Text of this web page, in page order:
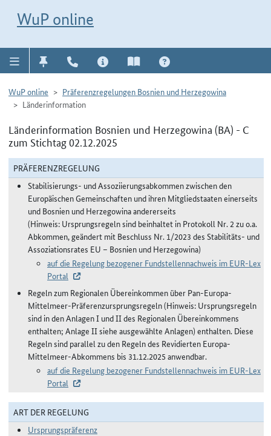
WuP online
WuP online
Präferenzregelungen Bosnien und Herzegowina
Länderinformation
Länderinformation Bosnien und Herzegowina (BA) - C
zum Stichtag 02.12.2025
PRÄFERENZREGELUNG
Stabilisierungs- und Assoziierungsabkommen zwischen den
Europäischen Gemeinschaften und ihren Mitgliedstaaten einerseits
und Bosnien und Herzegowina andererseits
(Hinweis: Ursprungsregeln sind beinhaltet in Protokoll Nr. 2 zu o.a.
Abkommen, geändert mit Beschluss Nr. 1/2023 des Stabilitäts- und
Assoziationsrates EU – Bosnien und Herzegowina)
auf die Regelung bezogener Fundstellennachweis im EUR-Lex
Portal
Regeln zum Regionalen Übereinkommen über Pan-Europa-
Mittelmeer-Präferenzursprungsregeln (Hinweis: Ursprungsregeln
sind in den Anlagen I und II des Regionalen Übereinkommens
enthalten; Anlage II siehe ausgewählte Anlagen) enthalten. Diese
Regeln sind parallel zu den Regeln des Revidierten Europa-
Mittelmeer-Abkommens bis 31.12.2025 anwendbar.
auf die Regelung bezogener Fundstellennachweis im EUR-Lex
Portal
ART DER REGELUNG
Ursprungspräferenz